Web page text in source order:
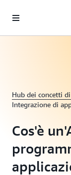
Hub dei concetti
Integrazione di
Cos'è